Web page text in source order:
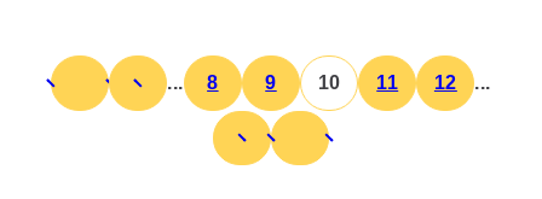
... 8 9 10 11 12 ...